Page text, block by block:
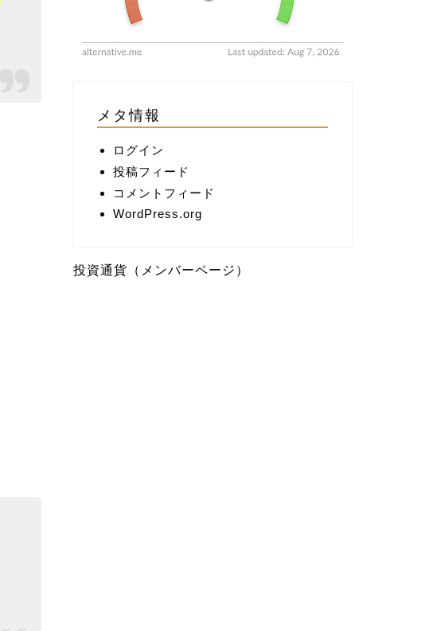
メタ情報
ログイン
投稿フィード
コメントフィード
WordPress.org
投資通貨（メンバーページ）